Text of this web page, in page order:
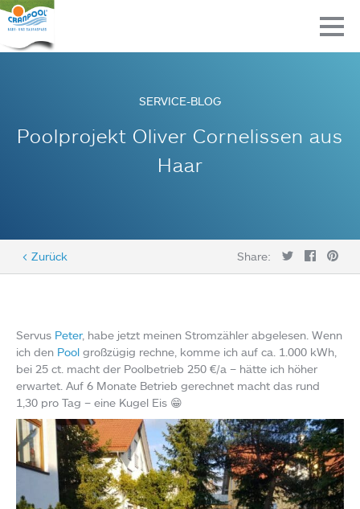
SERVICE-BLOG
Poolprojekt Oliver Cornelissen aus
Haar
< Zurück Share:
Servus Peter, habe jetzt meinen Stromzähler abgelesen. Wenn
ich den Pool großzügig rechne, komme ich auf ca. 1.000 kWh,
bei 25 ct. macht der Poolbetrieb 250 €/a – hätte ich höher
erwartet. Auf 6 Monate Betrieb gerechnet macht das rund
1,30 pro Tag – eine Kugel Eis 😁